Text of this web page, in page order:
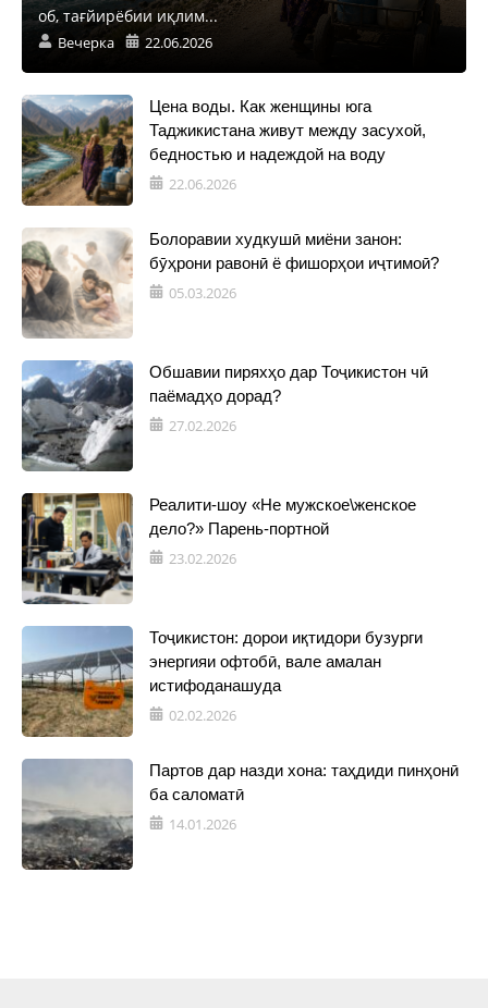
об, тағйирёбии иқлим...
Вечерка 22.06.2026
Цена воды. Как женщины юга
Таджикистана живут между засухой,
бедностью и надеждой на воду
22.06.2026
Болоравии худкушӣ миёни занон:
бӯҳрони равонӣ ё фишорҳои иҷтимоӣ?
05.03.2026
Обшавии пиряхҳо дар Тоҷикистон чӣ
паёмадҳо дорад?
27.02.2026
Реалити-шоу «Не мужское\женское
дело?» Парень-портной
23.02.2026
Тоҷикистон: дорои иқтидори бузурги
энергияи офтобӣ, вале амалан
истифоданашуда
02.02.2026
Партов дар назди хона: таҳдиди пинҳонӣ
ба саломатӣ
14.01.2026